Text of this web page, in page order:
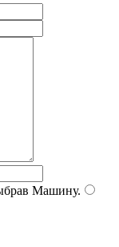
Машину.